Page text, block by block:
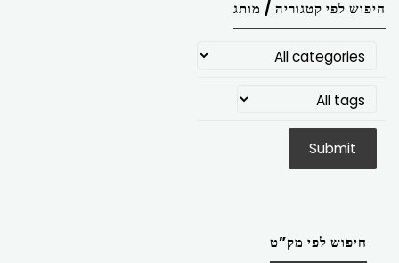
חיפוש לפי קטגוריה / מותג
חיפוש לפי מק”ט